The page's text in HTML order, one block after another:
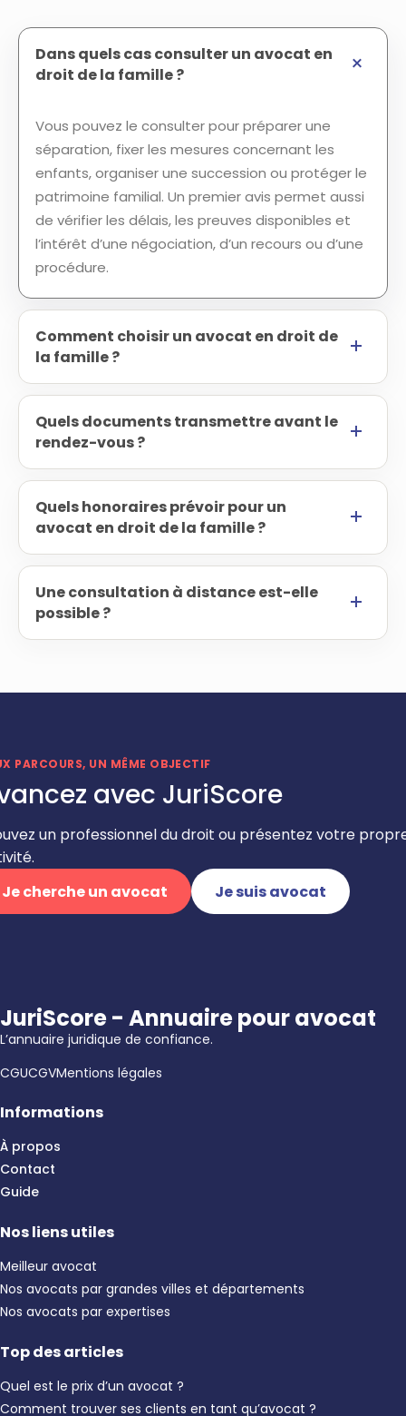
Dans quels cas consulter un avocat en
droit de la famille ?
Vous pouvez le consulter pour préparer une
séparation, fixer les mesures concernant les
enfants, organiser une succession ou protéger le
patrimoine familial. Un premier avis permet aussi
de vérifier les délais, les preuves disponibles et
l’intérêt d’une négociation, d’un recours ou d’une
procédure.
Comment choisir un avocat en droit de
la famille ?
Quels documents transmettre avant le
rendez-vous ?
Quels honoraires prévoir pour un
avocat en droit de la famille ?
Une consultation à distance est-elle
possible ?
PARCOURS, UN MÊME OBJECTIF
avec JuriScore
un professionnel du droit ou présentez votre
Je cherche un avocat
Je suis avocat
JuriScore - Annuaire pour avocat
L’annuaire juridique de confiance.
CGUCGVMentions légales
Informations
À propos
Contact
Guide
Nos liens utiles
Meilleur avocat
Nos avocats par grandes villes et départements
Nos avocats par expertises
Top des articles
Quel est le prix d’un avocat ?
Comment trouver ses clients en tant qu’avocat ?